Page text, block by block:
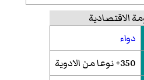
الاقتصادية
دواء
350+ نوعا من الادوية